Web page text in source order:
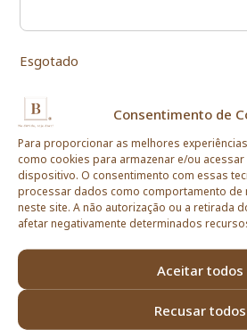
Consentimento de
Para proporcionar as melhores
como cookies para armazenar e/ou
dispositivo. O consentimento com essas
processar dados como comportamento de
neste site. A não autorização ou a retirada
afetar negativamente determinados
Aceitar todos
Recusar todos
Esgotado
Informações Importantes
Prazos de Entrega
Meios de Entrega
Alergénicos
*As fotografias são meramente